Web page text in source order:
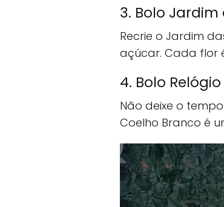
3. Bolo Jardim
Recrie o Jardim
açúcar. Cada flor
4. Bolo
Não deixe o
Coelho Branco é